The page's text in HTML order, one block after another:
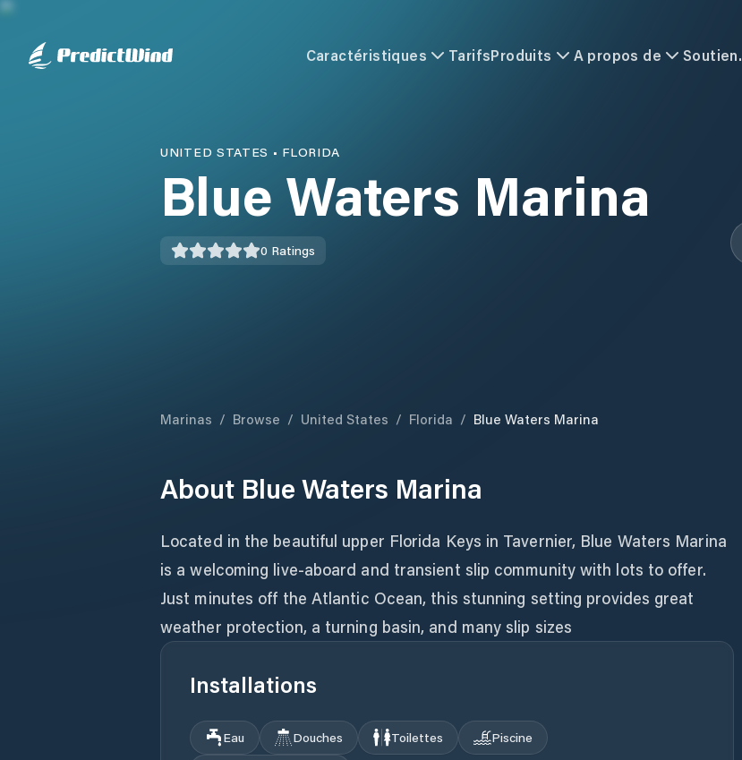
Caractéristiques TarifsProduits A propos de Soutien.
UNITED STATES • FLORIDA
Blue Waters Marina
0 Ratings
Marinas / Browse / United States / Florida / Blue Waters Marina
About Blue Waters Marina
Located in the beautiful upper Florida Keys in Tavernier, Blue Waters Marina
is a welcoming live-aboard and transient slip community with lots to offer.
Just minutes off the Atlantic Ocean, this stunning setting provides great
weather protection, a turning basin, and many slip sizes
Installations
Eau Douches Toilettes
Piscine